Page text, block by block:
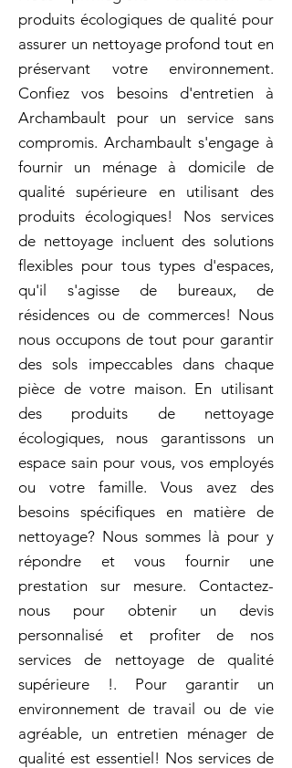
produits écologiques de qualité pour
assurer un nettoyage profond tout en
préservant votre environnement.
Confiez vos besoins d'entretien à
Archambault pour un service sans
compromis. Archambault s'engage à
fournir un ménage à domicile de
qualité supérieure en utilisant des
produits écologiques! Nos services
de nettoyage incluent des solutions
flexibles pour tous types d'espaces,
qu'il s'agisse de bureaux, de
résidences ou de commerces! Nous
nous occupons de tout pour garantir
des sols impeccables dans chaque
pièce de votre maison. En utilisant
des produits de nettoyage
écologiques, nous garantissons un
espace sain pour vous, vos employés
ou votre famille. Vous avez des
besoins spécifiques en matière de
nettoyage? Nous sommes là pour y
répondre et vous fournir une
prestation sur mesure. Contactez-
nous pour obtenir un devis
personnalisé et profiter de nos
services de nettoyage de qualité
supérieure !. Pour garantir un
environnement de travail ou de vie
agréable, un entretien ménager de
qualité est essentiel! Nos services de